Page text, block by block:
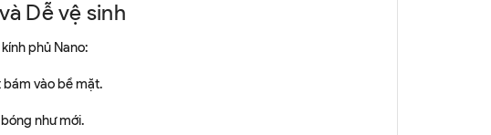
Dễ vệ sinh
phủ Nano:
vào bề mặt.
như mới.